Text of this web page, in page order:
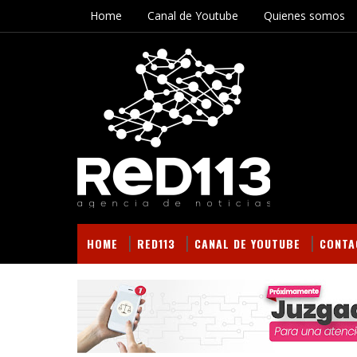
Home Canal de Youtube Quienes somos
HOME RED113 CANAL DE YOUTUBE